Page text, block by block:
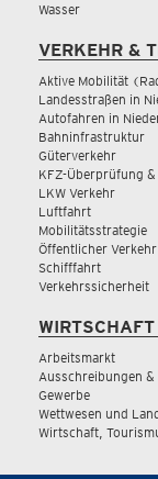
Wasser
VERKEHR &
Aktive Mobilität
Landesstraßen in
Autofahren in
Bahninfrastruktur
Güterverkehr
KFZ-Überprüfung
LKW Verkehr
Luftfahrt
Mobilitätsstrategie
Öffentlicher Verkehr
Schifffahrt
Verkehrssicherheit
Arbeitsmarkt
Ausschreibungen &
Gewerbe
Wettwesen und
Wirtschaft,